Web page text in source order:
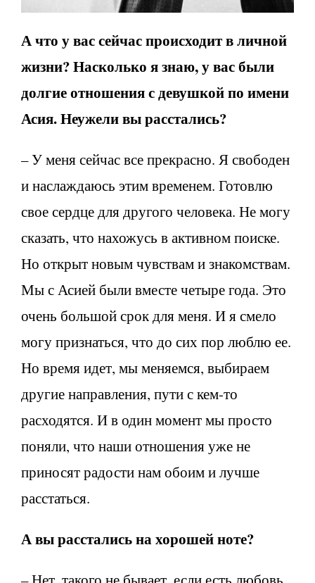
А что у вас сейчас происходит в личной
жизни? Насколько я знаю, у вас были
долгие отношения с девушкой по имени
Асия. Неужели вы расстались?
– У меня сейчас все прекрасно. Я свободен
и наслаждаюсь этим временем. Готовлю
свое сердце для другого человека. Не могу
сказать, что нахожусь в активном поиске.
Но открыт новым чувствам и знакомствам.
Мы с Асией были вместе четыре года. Это
очень большой срок для меня. И я смело
могу признаться, что до сих пор люблю ее.
Но время идет, мы меняемся, выбираем
другие направления, пути с кем-то
расходятся. И в один момент мы просто
поняли, что наши отношения уже не
приносят радости нам обоим и лучше
расстаться.
А вы расстались на хорошей ноте?